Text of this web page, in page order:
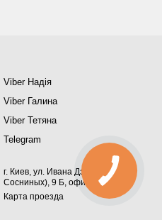
Viber Надія
Viber Галина
Viber Тетяна
Telegram
г. Киев, ул. Ивана Дзюбы (Семьи
Сосниных), 9 Б, офис 367
Карта проезда